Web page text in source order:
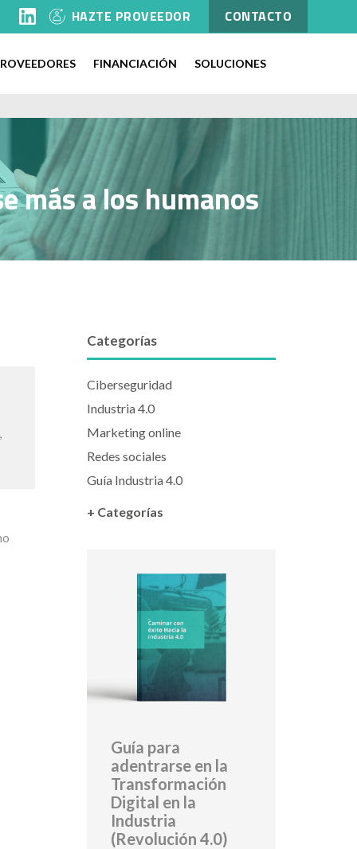
HAZTE PROVEEDOR CONTACTO
FINANCIACIÓN SOLUCIONES
más a los humanos
Categorías
Ciberseguridad
Industria 4.0
Marketing online
Redes sociales
Guía Industria 4.0
+ Categorías
Guía para
adentrarse en la
Transformación
Digital en la
Industria
(Revolución 4.0)